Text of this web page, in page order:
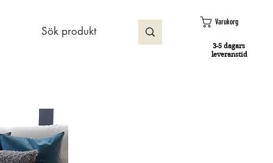
Varukorg
3-5 dagars
leveranstid